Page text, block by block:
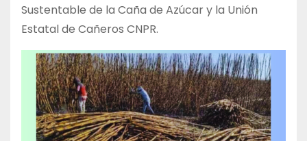
Sustentable de la Caña de Azúcar y la Unión
Estatal de Cañeros CNPR.